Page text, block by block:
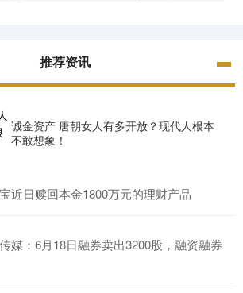
推荐资讯
诚金资产 唐朝女人有多开放？现代人根本
不敢想象！
近日赎回本金1800万元的理财产品
媒：6月18日融券卖出3200股，融资融券